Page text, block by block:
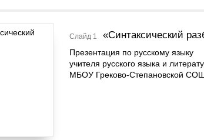
Слайд 1 «Синтаксический
Презентация по русскому языку
учителя русского языка и
МБОУ Греково-Степановской